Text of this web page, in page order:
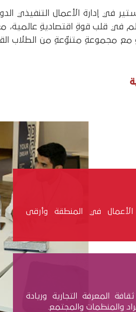
في إدارة الأعمال التنفيذي
قلب قوةٍ اقتصاديةٍ عالمية،
مجموعةٍ متنوّعةٍ من الطلاب
الأعمال في المنطقة وأرقى
المعرفة التجارية وريادة
والمنظمات والمجتمع.